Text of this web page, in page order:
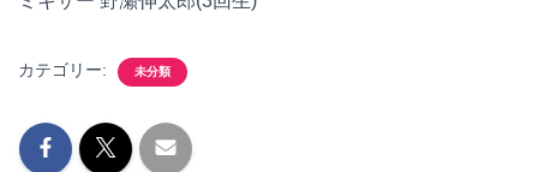
カテゴリー: 未分類